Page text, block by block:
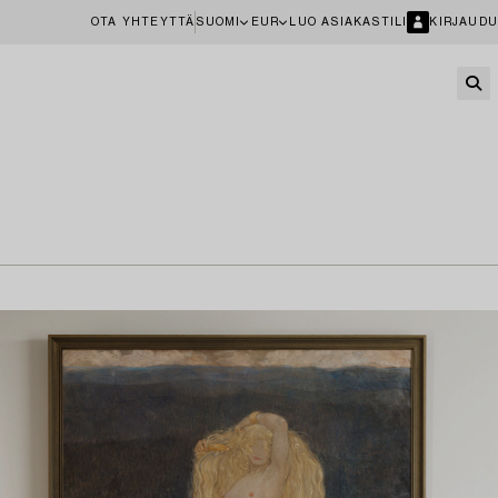
OTA YHTEYTTÄ SUOMI EUR LUO ASIAKASTILI KIRJAUDU